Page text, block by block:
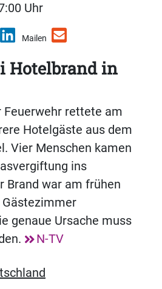
Uhr
Mailen
Hotelbrand in
Feuerwehr rettete am
Hotelgäste aus dem
Vier Menschen kamen
ins
Brand war am frühen
genaue Ursache muss
N-TV